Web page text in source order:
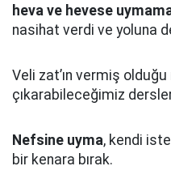
heva ve hevese
nasihat verdi ve yoluna
Veli zat’ın vermiş
çıkarabileceğimiz
Nefsine uyma, kendi
bir kenara bırak.